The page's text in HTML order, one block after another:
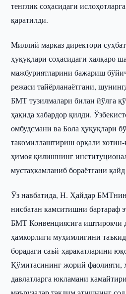
тенглик соҳасидаги
қаратилди.
Миллий марказ директори
ҳуқуқлари соҳасидаги халқаро
мажбуриятларини бажариш
режаси тайёрланаётгани,
БМТ тузилмалари билан йўлга
ҳақида хабардор қилди.
омбудсмани ва Бола ҳуқуқлари
такомиллаштириш орқали
ҳимоя қилишнинг
мустаҳкамланиб бораётгани
Ўз навбатида, Н. Ҳайдар
нисбатан камситишни бартараф
БМТ Конвенциясига иштирокчи
ҳамкорлиги муҳимлигини
борадаги саъй-ҳаракатларини
Қўмитасининг жорий фаолияти,
давлатларга юкламани